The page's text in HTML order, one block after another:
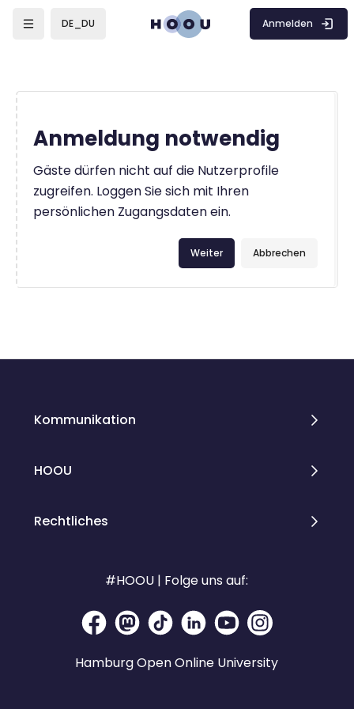
DE_DU Anmelden
Anmeldung notwendig
Gäste dürfen nicht auf die Nutzerprofile
zugreifen. Loggen Sie sich mit Ihren
persönlichen Zugangsdaten ein.
Abbrechen
Weiter
Kommunikation
HOOU
Rechtliches
#HOOU | Folge uns auf:
Hamburg Open Online University